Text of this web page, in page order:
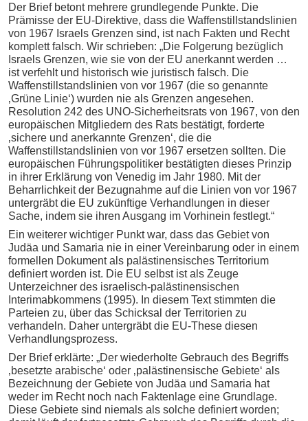
Der Brief betont mehrere grundlegende Punkte. Die
Prämisse der EU-Direktive, dass die Waffenstillstandslinien
von 1967 Israels Grenzen sind, ist nach Fakten und Recht
komplett falsch. Wir schrieben: „Die Folgerung bezüglich
Israels Grenzen, wie sie von der EU anerkannt werden …
ist verfehlt und historisch wie juristisch falsch. Die
Waffenstillstandslinien von vor 1967 (die so genannte
‚Grüne Linie‘) wurden nie als Grenzen angesehen.
Resolution 242 des UNO-Sicherheitsrats von 1967, von den
europäischen Mitgliedern des Rats bestätigt, forderte
‚sichere und anerkannte Grenzen‘, die die
Waffenstillstandslinien von vor 1967 ersetzen sollten. Die
europäischen Führungspolitiker bestätigten dieses Prinzip
in ihrer Erklärung von Venedig im Jahr 1980. Mit der
Beharrlichkeit der Bezugnahme auf die Linien von vor 1967
untergräbt die EU zukünftige Verhandlungen in dieser
Sache, indem sie ihren Ausgang im Vorhinein festlegt.“
Ein weiterer wichtiger Punkt war, dass das Gebiet von
Judäa und Samaria nie in einer Vereinbarung oder in einem
formellen Dokument als palästinensisches Territorium
definiert worden ist. Die EU selbst ist als Zeuge
Unterzeichner des israelisch-palästinensischen
Interimabkommens (1995). In diesem Text stimmten die
Parteien zu, über das Schicksal der Territorien zu
verhandeln. Daher untergräbt die EU-These diesen
Verhandlungsprozess.
Der Brief erklärte: „Der wiederholte Gebrauch des Begriffs
‚besetzte arabische‘ oder ‚palästinensische Gebiete‘ als
Bezeichnung der Gebiete von Judäa und Samaria hat
weder im Recht noch nach Faktenlage eine Grundlage.
Diese Gebiete sind niemals als solche definiert worden;